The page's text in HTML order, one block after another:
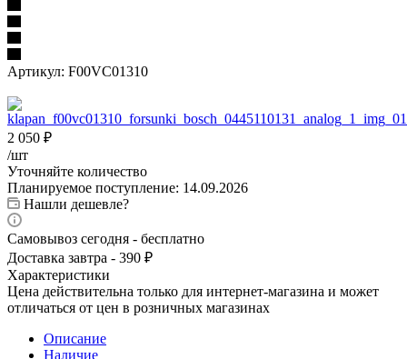
Артикул: F00VC01310
2 050 ₽
/шт
Уточняйте количество
Планируемое поступление: 14.09.2026
Нашли дешевле?
Самовывоз сегодня - бесплатно
Доставка завтра - 390 ₽
Характеристики
Цена действительна только для интернет-магазина и может
отличаться от цен в розничных магазинах
Описание
Наличие